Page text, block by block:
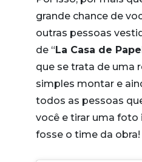
grande chance de
outras pessoas
de “La Casa de
que se trata de uma
simples montar e
todos as pessoas
você e tirar uma foto
fosse o time da obra!